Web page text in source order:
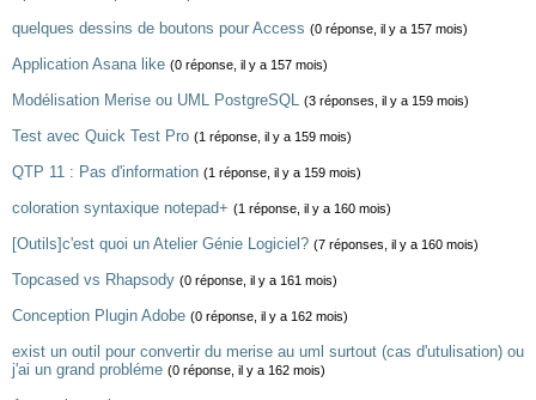
quelques dessins de boutons pour Access (0 réponse, il y a 157 mois)
Application Asana like (0 réponse, il y a 157 mois)
Modélisation Merise ou UML PostgreSQL (3 réponses, il y a 159 mois)
Test avec Quick Test Pro (1 réponse, il y a 159 mois)
QTP 11 : Pas d'information (1 réponse, il y a 159 mois)
coloration syntaxique notepad+ (1 réponse, il y a 160 mois)
[Outils]c'est quoi un Atelier Génie Logiciel? (7 réponses, il y a 160 mois)
Topcased vs Rhapsody (0 réponse, il y a 161 mois)
Conception Plugin Adobe (0 réponse, il y a 162 mois)
exist un outil pour convertir du merise au uml surtout (cas d'utulisation) ou
j'ai un grand probléme (0 réponse, il y a 162 mois)